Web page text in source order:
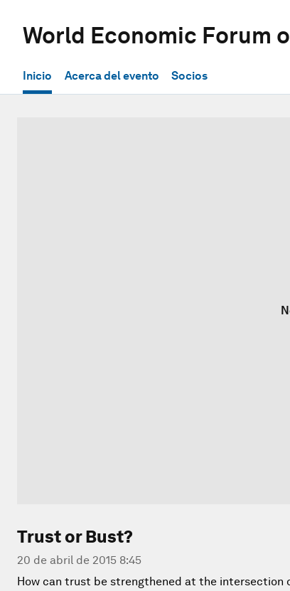
World Economic Forum
Inicio Acerca del evento Socios
Trust or Bust?
20 de abril de 2015 8:45
How can trust be strengthened at the intersection